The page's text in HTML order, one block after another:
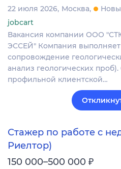
22 июля 2026 Москва
jobcart
Вакансия компании ООО
ЭССЕЙ" Компания выполняет
сопровождение
анализ геологических
профильной клиентской…
Стажер по работе с
Риелтор)
150 000–500 000 ₽